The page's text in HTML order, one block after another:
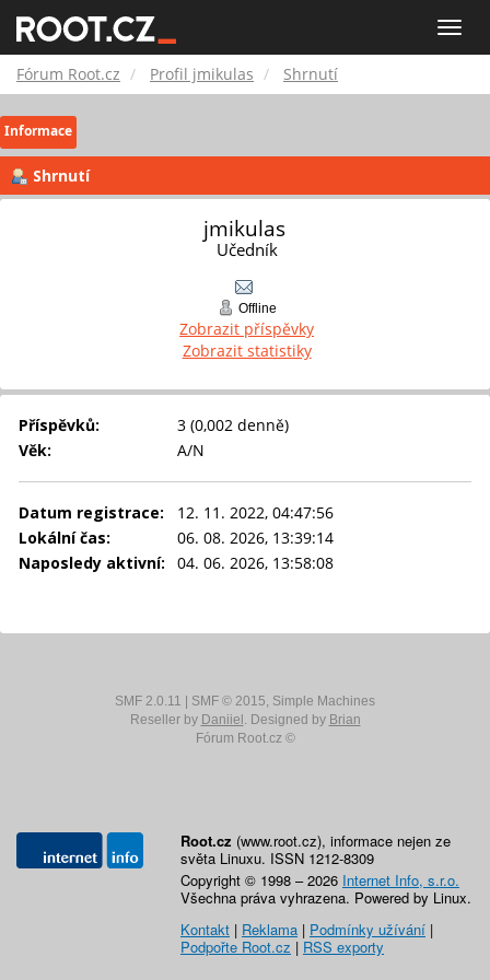
Toggle
Root.cz
Fórum Root.cz Profil jmikulas Shrnutí
Informace
Shrnutí
jmikulas
Učedník
Offline
Zobrazit příspěvky
Zobrazit statistiky
Příspěvků:
3 (0,002 denně)
Věk:
A/N
Datum registrace:
12. 11. 2022, 04:47:56
Lokální čas:
06. 08. 2026, 13:39:14
Naposledy aktivní:
04. 06. 2026, 13:58:08
SMF 2.0.11 SMF © 2015, Simple Machines
Reseller by Daniiel . Designed by Brian
Fórum Root.cz ©
Root.cz (www.root.cz), informace nejen ze
světa Linuxu. ISSN 1212-8309
Copyright © 1998 – 2026 Internet Info, s.r.o.
Všechna práva vyhrazena. Powered by Linux.
Kontakt | Reklama | Podmínky užívání |
Podpořte Root.cz | RSS exporty